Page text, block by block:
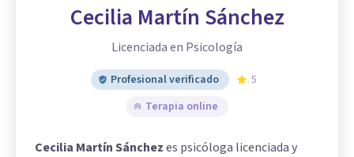
Cecilia Martín Sánchez
Licenciada en Psicología
Profesional verificado
5
Terapia online
Cecilia Martín Sánchezes psicóloga licenciada y